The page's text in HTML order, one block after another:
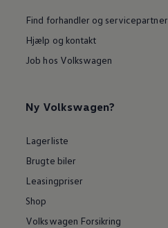
Find forhandler og servicepartner
Hjælp og kontakt
Job hos Volkswagen
Ny Volkswagen?
Lagerliste
Brugte biler
Leasingpriser
Shop
Volkswagen Forsikring